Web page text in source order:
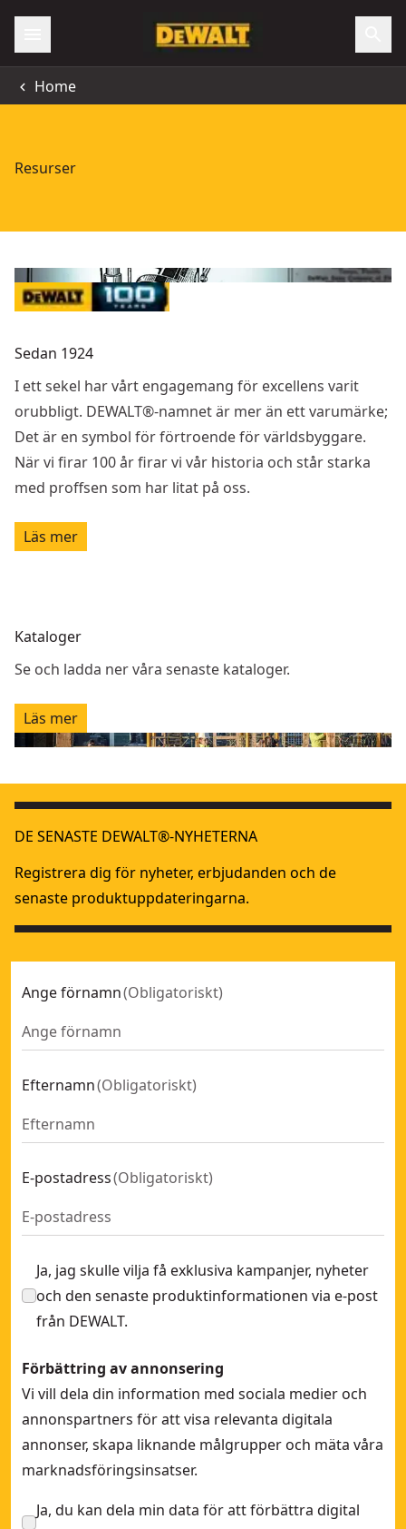
Home
Resurser
Sedan 1924
I ett sekel har vårt engagemang för excellens varit
orubbligt. DEWALT®-namnet är mer än ett varumärke;
Det är en symbol för förtroende för världsbyggare.
När vi firar 100 år firar vi vår historia och står starka
med proffsen som har litat på oss.
Läs mer
Kataloger
Se och ladda ner våra senaste kataloger.
Läs mer
DE SENASTE DEWALT®-NYHETERNA
Registrera dig för nyheter, erbjudanden och de
senaste produktuppdateringarna.
Ange förnamn(Obligatoriskt)
Efternamn(Obligatoriskt)
E-postadress(Obligatoriskt)
Ja, jag skulle vilja få exklusiva kampanjer, nyheter
och den senaste produktinformationen via e-post
från DEWALT.
Förbättring av annonsering
Vi vill dela din information med sociala medier och
annonspartners för att visa relevanta digitala
annonser, skapa liknande målgrupper och mäta våra
marknadsföringsinsatser.
Ja, du kan dela min data för att förbättra digital